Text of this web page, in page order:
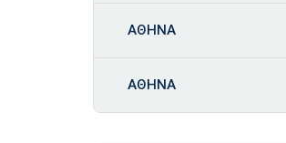
ΑΘΗΝΑ
ΑΘΗΝΑ